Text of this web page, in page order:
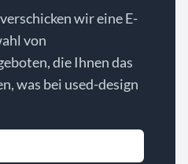
wir eine E-
von
die Ihnen das
was bei used-design